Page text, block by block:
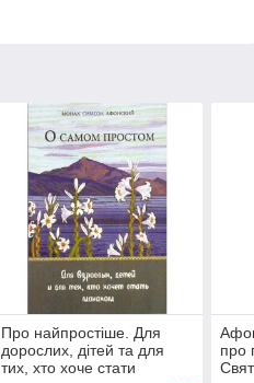
Про найпростіше. Для
дорослих, дітей та для
тих, хто хоче стати
про